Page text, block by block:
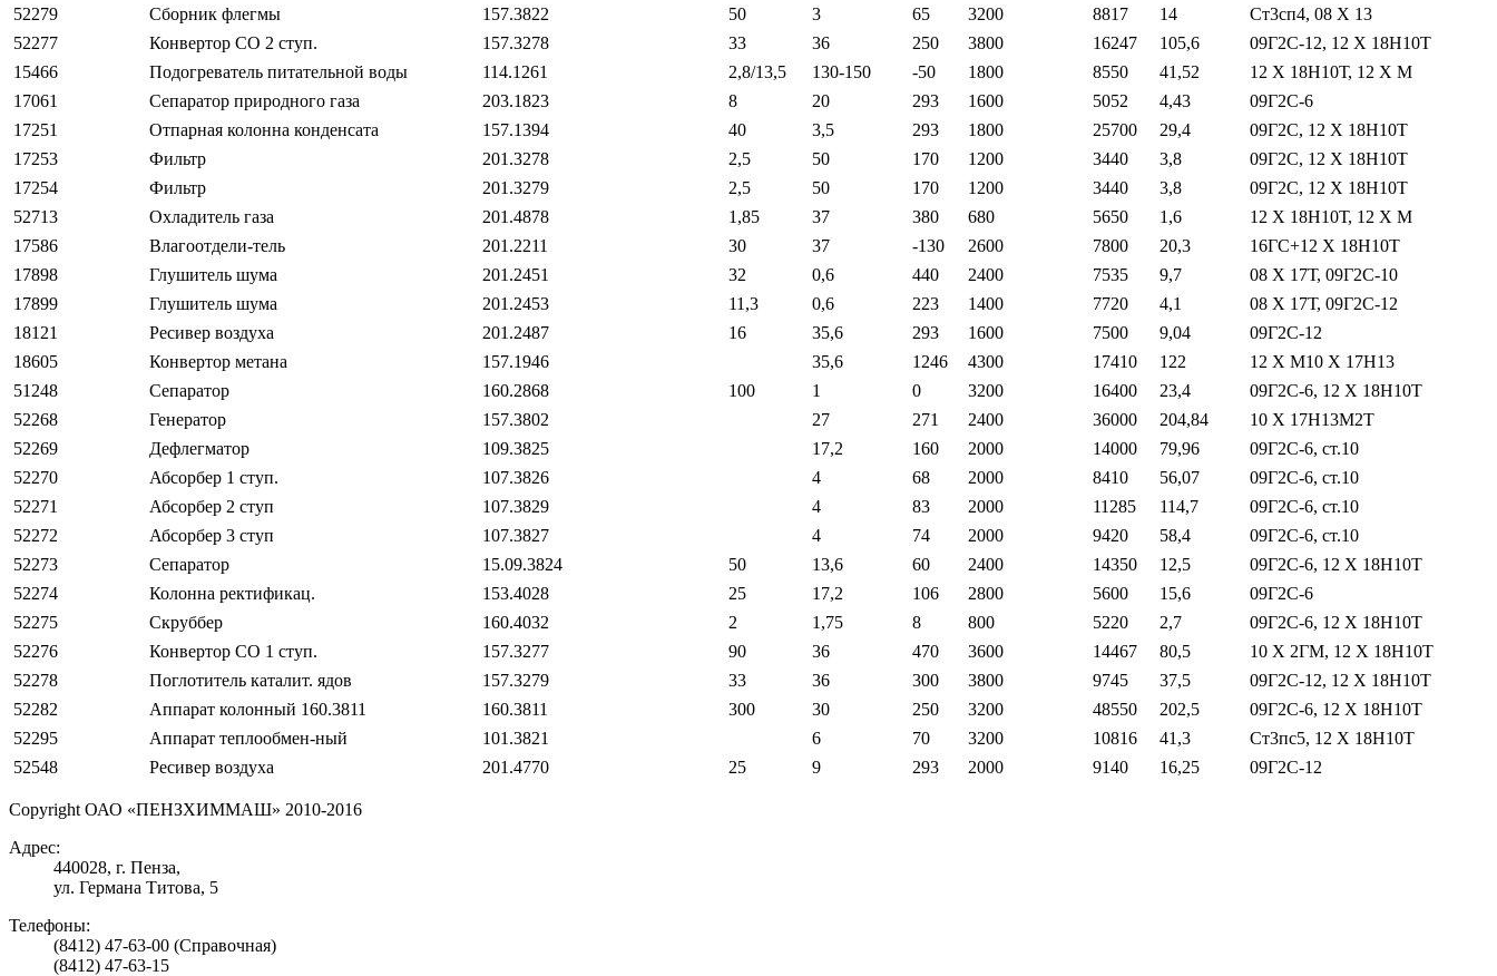
52279
Сборник флегмы 157.3822 50 3 65 3200 8817 14
Ст3сп4, 08 Х 13
52277
Конвертор СО 2 ступ. 157.3278 33 36 250 3800 16247 105,6
09Г2С-12, 12 Х 18Н10Т
15466
Подогреватель питательной воды 114.1261 2,8/13,5 130-150 -50 1800 8550 41,52
12 Х 18Н10Т, 12 Х М
17061
Сепаратор природного газа 203.1823 8 20 293 1600 5052 4,43
09Г2С-6
17251
Отпарная колонна конденсата 157.1394 40 3,5 293 1800 25700 29,4
09Г2С, 12 Х 18Н10Т
17253
Фильтр 201.3278 2,5 50 170 1200 3440 3,8
09Г2С, 12 Х 18Н10Т
17254
Фильтр 201.3279 2,5 50 170 1200 3440 3,8
09Г2С, 12 Х 18Н10Т
52713
Охладитель газа 201.4878 1,85 37 380 680 5650 1,6
12 Х 18Н10Т, 12 Х М
17586
Влагоотдели-тель 201.2211 30 37 -130 2600 7800 20,3
16ГС+12 Х 18Н10Т
17898
Глушитель шума 201.2451 32 0,6 440 2400 7535 9,7
08 Х 17Т, 09Г2С-10
17899
Глушитель шума 201.2453 11,3 0,6 223 1400 7720 4,1
08 Х 17Т, 09Г2С-12
18121
Ресивер воздуха 201.2487 16 35,6 293 1600 7500 9,04
09Г2С-12
18605
Конвертор метана 157.1946 35,6 1246 4300 17410 122
12 Х М10 Х 17Н13
51248
Сепаратор 160.2868 100 1 0 3200 16400 23,4
09Г2С-6, 12 Х 18Н10Т
52268
Генератор 157.3802 27 271 2400 36000 204,84
10 Х 17Н13М2Т
52269
Дефлегматор 109.3825 17,2 160 2000 14000 79,96
09Г2С-6, ст.10
52270
Абсорбер 1 ступ. 107.3826 4 68 2000 8410 56,07
09Г2С-6, ст.10
52271
Абсорбер 2 ступ 107.3829 4 83 2000 11285 114,7
09Г2С-6, ст.10
52272
Абсорбер 3 ступ 107.3827 4 74 2000 9420 58,4
09Г2С-6, ст.10
52273
Сепаратор 15.09.3824 50 13,6 60 2400 14350 12,5
09Г2С-6, 12 Х 18Н10Т
52274
Колонна ректификац. 153.4028 25 17,2 106 2800 5600 15,6
09Г2С-6
52275
Скруббер 160.4032 2 1,75 8 800 5220 2,7
09Г2С-6, 12 Х 18Н10Т
52276
Конвертор СО 1 ступ. 157.3277 90 36 470 3600 14467 80,5
10 Х 2ГМ, 12 Х 18Н10Т
52278
Поглотитель каталит. ядов 157.3279 33 36 300 3800 9745 37,5
09Г2С-12, 12 Х 18Н10Т
52282
Аппарат колонный 160.3811 160.3811 300 30 250 3200 48550 202,5
09Г2С-6, 12 Х 18Н10Т
52295
Аппарат теплообмен-ный 101.3821 6 70 3200 10816 41,3
Ст3пс5, 12 Х 18Н10Т
52548
Ресивер воздуха 201.4770 25 9 293 2000 9140 16,25 09Г2С-12
Copyright ОАО «ПЕНЗХИММАШ» 2010-2016
Адрес:
440028, г. Пенза,
ул. Германа Титова, 5
Телефоны:
(8412) 47-63-00 (Справочная)
(8412) 47-63-15